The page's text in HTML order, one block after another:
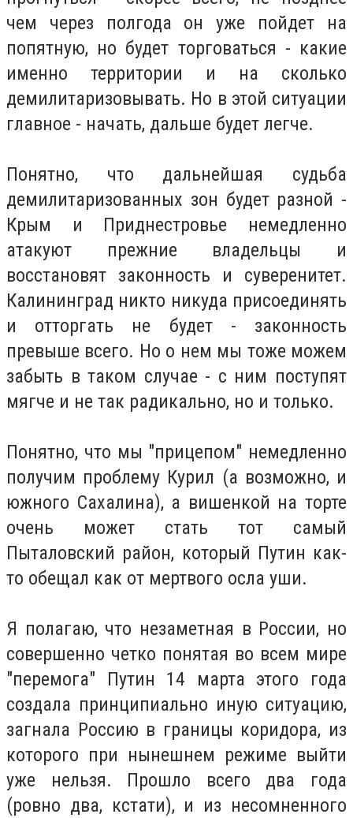
чем через полгода он уже пойдет на
попятную, но будет торговаться - какие
именно территории и на сколько
демилитаризовывать. Но в этой ситуации
главное - начать, дальше будет легче.
Понятно, что дальнейшая судьба
демилитаризованных зон будет разной -
Крым и Приднестровье немедленно
атакуют прежние владельцы и
восстановят законность и суверенитет.
Калининград никто никуда присоединять
и отторгать не будет - законность
превыше всего. Но о нем мы тоже можем
забыть в таком случае - с ним поступят
мягче и не так радикально, но и только.
Понятно, что мы "прицепом" немедленно
получим проблему Курил (а возможно, и
южного Сахалина), а вишенкой на торте
очень может стать тот самый
Пыталовский район, который Путин как-
то обещал как от мертвого осла уши.
Я полагаю, что незаметная в России, но
совершенно четко понятая во всем мире
"перемога" Путин 14 марта этого года
создала принципиально иную ситуацию,
загнала Россию в границы коридора, из
которого при нынешнем режиме выйти
уже нельзя. Прошло всего два года
(ровно два, кстати), и из несомненного